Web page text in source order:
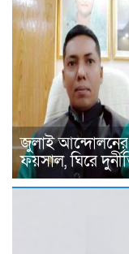
জুলাই আন্দোলনের
ফয়সাল, ঘিরে